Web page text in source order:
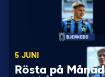
5 JUNI
Rösta på